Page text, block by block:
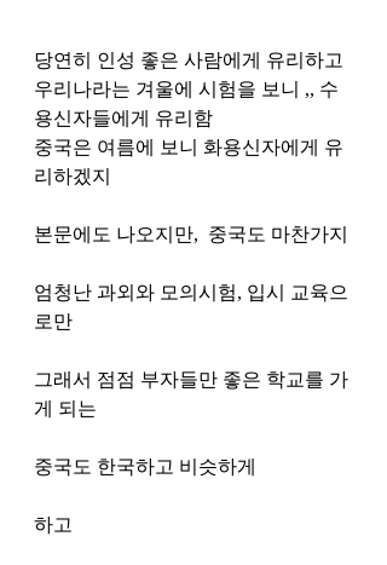
당연히 인성 좋은 사람에게 유리하고
우리나라는 겨울에 시험을 보니 ,, 수
용신자들에게 유리함
중국은 여름에 보니 화용신자에게 유
리하겠지
본문에도 나오지만,  중국도 마찬가지
엄청난 과외와 모의시험, 입시 교육으
로만
그래서 점점 부자들만 좋은 학교를 가
게 되는
중국도 한국하고 비슷하게
하고